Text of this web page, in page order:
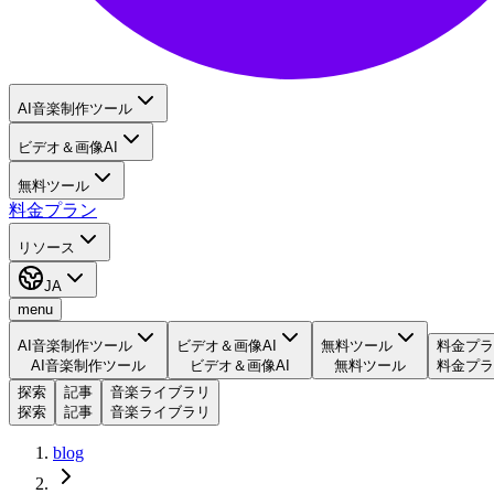
AI音楽制作ツール
ビデオ＆画像AI
無料ツール
料金プラン
リソース
JA
menu
AI音楽制作ツール
AI音楽制作ツール
ビデオ＆画像AI
ビデオ＆画像AI
無料ツール
無料ツール
料金プ
料金プ
探索
探索
記事
記事
音楽ライブラリ
音楽ライブラリ
blog